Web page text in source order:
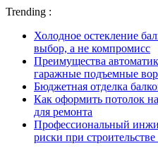
Trending :
Холодное остекление
выбор, а не компромисс
Преимущества
гаражные подъемные
Бюджетная отделка
Как оформить потолок
для ремонта
Профессиональный
риски при